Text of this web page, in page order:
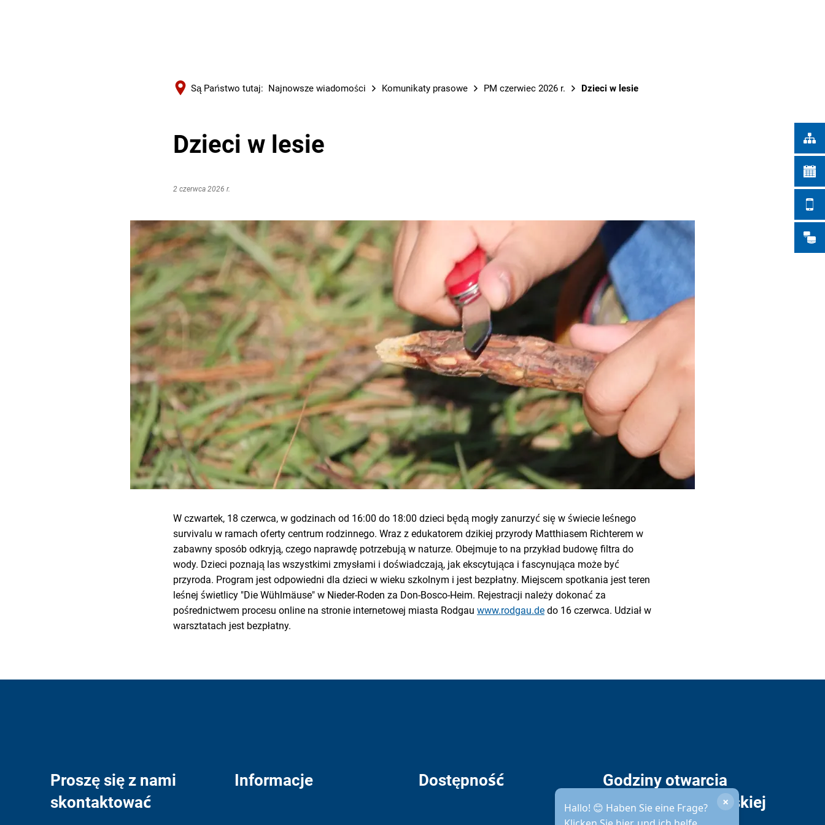
Są Państwo tutaj: Najnowsze wiadomości Komunikaty prasowe PM czerwiec 2026 r. Dzieci w lesie
Dzieci w lesie
2 czerwca 2026 r.
W czwartek, 18 czerwca, w godzinach od 16:00 do 18:00 dzieci będą mogły zanurzyć się w świecie leśnego
survivalu w ramach oferty centrum rodzinnego. Wraz z edukatorem dzikiej przyrody Matthiasem Richterem w
zabawny sposób odkryją, czego naprawdę potrzebują w naturze. Obejmuje to na przykład budowę filtra do
wody. Dzieci poznają las wszystkimi zmysłami i doświadczają, jak ekscytująca i fascynująca może być
przyroda. Program jest odpowiedni dla dzieci w wieku szkolnym i jest bezpłatny. Miejscem spotkania jest teren
leśnej świetlicy "Die Wühlmäuse" w Nieder-Roden za Don-Bosco-Heim. Rejestracji należy dokonać za
pośrednictwem procesu online na stronie internetowej miasta Rodgau www.rodgau.de do 16 czerwca. Udział w
warsztatach jest bezpłatny.
Proszę się z nami
skontaktować
Informacje Dostępność
Hallo! 😊 Haben Sie eine Frage?
×
Godziny otwarcia
administracji miejskiej